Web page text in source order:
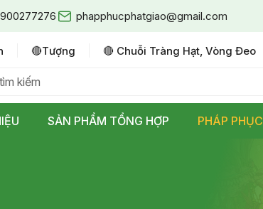
phapphucphatgiao@gmail.com
🔴tượng 🔴 Chuỗi Tràng Hạt, Vòng Đeo
SẢN PHẨM TỔNG HỢP PHÁP PHỤC